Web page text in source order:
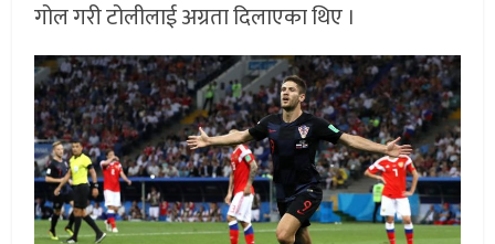
गोल गरी टोलीलाई अग्रता दिलाएका थिए ।